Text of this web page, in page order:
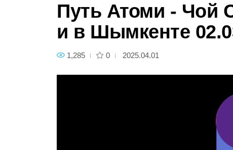
Путь Атоми - Чой
и в Шымкенте
1,285 0 2025.04.01